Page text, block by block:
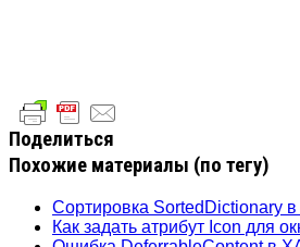
Поделиться
Похожие материалы (по тегу)
Сортировка SortedDictionary
Как задать атрибут Icon для